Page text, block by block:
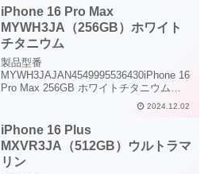
ーチェンジモデルとなります。周...
iPhone 16 Pro Max
MYWH3JA（256GB）ホワイト
チタニウム
製品型番
MYWH3JAJAN4549995536430iPhone 16
Pro Max 256GB ホワイトチタニウム
iPhone 16 Pro Max SIMフリー 256GB
ホワイトチタニウムThunderbolt ケーブル
midor...
2024.12.02
iPhone 16 Plus
MXVR3JA（512GB）ウルトラマ
リン